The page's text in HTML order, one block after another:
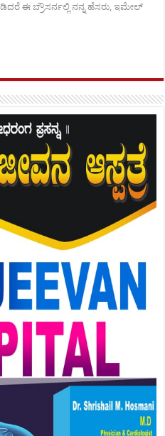
ಈ ಬ್ರೌಸರ್ನಲ್ಲಿ ನನ್ನ ಹೆಸರು, ಇಮೇಲ್